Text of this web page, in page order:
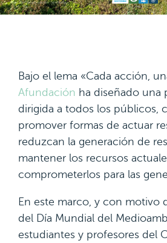
Bajo el lema «Cada acción,
Afundación ha diseñado una
dirigida a todos los públicos,
promover formas de actuar
reduzcan la generación de
mantener los recursos
comprometerlos para las
En este marco, y con motivo
del Día Mundial del
estudiantes y profesores del